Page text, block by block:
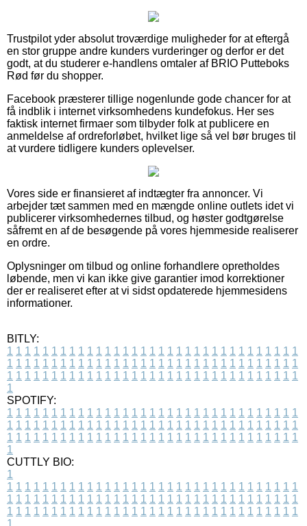
Trustpilot yder absolut troværdige muligheder for at eftergå
en stor gruppe andre kunders vurderinger og derfor er det
godt, at du studerer e-handlens omtaler af BRIO Putteboks
Rød før du shopper.
Facebook præsterer tillige nogenlunde gode chancer for at
få indblik i internet virksomhedens kundefokus. Her ses
faktisk internet firmaer som tilbyder folk at publicere en
anmeldelse af ordreforløbet, hvilket lige så vel bør bruges til
at vurdere tidligere kunders oplevelser.
Vores side er finansieret af indtægter fra annoncer. Vi
arbejder tæt sammen med en mængde online outlets idet vi
publicerer virksomhedernes tilbud, og høster godtgørelse
såfremt en af de besøgende på vores hjemmeside realiserer
en ordre.
Oplysninger om tilbud og online forhandlere opretholdes
løbende, men vi kan ikke give garantier imod korrektioner
der er realiseret efter at vi sidst opdaterede hjemmesidens
informationer.
BITLY:
1 1 1 1 1 1 1 1 1 1 1 1 1 1 1 1 1 1 1 1 1 1 1 1 1 1 1 1 1 1 1 1 1
1 1 1 1 1 1 1 1 1 1 1 1 1 1 1 1 1 1 1 1 1 1 1 1 1 1 1 1 1 1 1 1 1
1 1 1 1 1 1 1 1 1 1 1 1 1 1 1 1 1 1 1 1 1 1 1 1 1 1 1 1 1 1 1 1 1
1
SPOTIFY:
1 1 1 1 1 1 1 1 1 1 1 1 1 1 1 1 1 1 1 1 1 1 1 1 1 1 1 1 1 1 1 1 1
1 1 1 1 1 1 1 1 1 1 1 1 1 1 1 1 1 1 1 1 1 1 1 1 1 1 1 1 1 1 1 1 1
1 1 1 1 1 1 1 1 1 1 1 1 1 1 1 1 1 1 1 1 1 1 1 1 1 1 1 1 1 1 1 1 1
1
CUTTLY BIO:
1
1 1 1 1 1 1 1 1 1 1 1 1 1 1 1 1 1 1 1 1 1 1 1 1 1 1 1 1 1 1 1 1 1
1 1 1 1 1 1 1 1 1 1 1 1 1 1 1 1 1 1 1 1 1 1 1 1 1 1 1 1 1 1 1 1 1
1 1 1 1 1 1 1 1 1 1 1 1 1 1 1 1 1 1 1 1 1 1 1 1 1 1 1 1 1 1 1 1 1
1